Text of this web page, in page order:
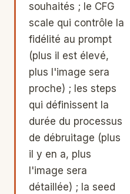
souhaités ; le CFG
scale qui contrôle la
fidélité au prompt
(plus il est élevé,
plus l'image sera
proche) ; les steps
qui définissent la
durée du processus
de débruitage (plus
il y en a, plus
l'image sera
détaillée) ; la seed